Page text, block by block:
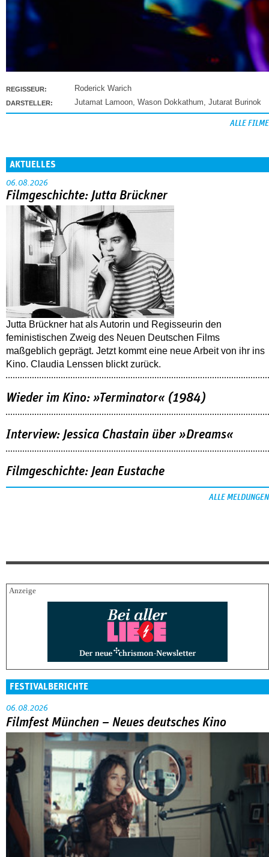
REGISSEUR: Roderick Warich
DARSTELLER: Jutamat Lamoon, Wason Dokkathum, Jutarat Burinok
ALLE FILME
AKTUELLES
06.08.2026
Filmgeschichte: Jutta Brückner
Jutta Brückner hat als Autorin und Regisseurin den
feministischen Zweig des Neuen Deutschen Films
maßgeblich geprägt. Jetzt kommt eine neue Arbeit von ihr ins
Kino. Claudia Lenssen blickt zurück.
Wieder im Kino: »Terminator« (1984)
Interview: Jessica Chastain über »Dreams«
Filmgeschichte: Jean Eustache
ALLE MELDUNGEN
FESTIVALBERICHTE
06.08.2026
Filmfest München – Neues deutsches Kino